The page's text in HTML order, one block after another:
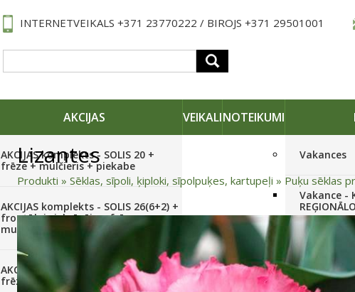
INTERNETVEIKALS +371 23770222 / BIROJS +371 29501001
AKCIJAS
AKCIJAS komplekts - SOLIS 20 +
frēze + mulčieris + piekabe
AKCIJAS komplekts - SOLIS 26(6+2) +
frontālais iekrāvējs + frēze +
mulčieris + piekabe
AKCIJAS komplekts - SOLIS 26 HST +
frēze + mulčieris
VEIKALINOTEIKUMI
Vakances
Vakance -
Vakance -
Lizantes
Produkti » Sēklas, sīpoli, ķiploki, sīpolpuķes, kartupeļi » Puķu sēklas